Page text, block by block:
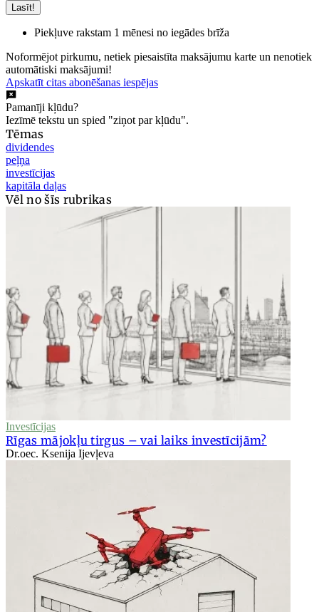
Lasīt!
Piekļuve rakstam 1 mēnesi no iegādes brīža
Noformējot pirkumu, netiek piesaistīta maksājumu karte un nenotiek
automātiski maksājumi!
Apskatīt citas abonēšanas iespējas
Pamanīji kļūdu?
Iezīmē tekstu un spied "ziņot par kļūdu".
Tēmas
dividendes
peļņa
investīcijas
kapitāla daļas
Vēl no šīs rubrikas
Investīcijas
Rīgas mājokļu tirgus – vai laiks investīcijām?
Dr.oec. Ksenija Ijevļeva